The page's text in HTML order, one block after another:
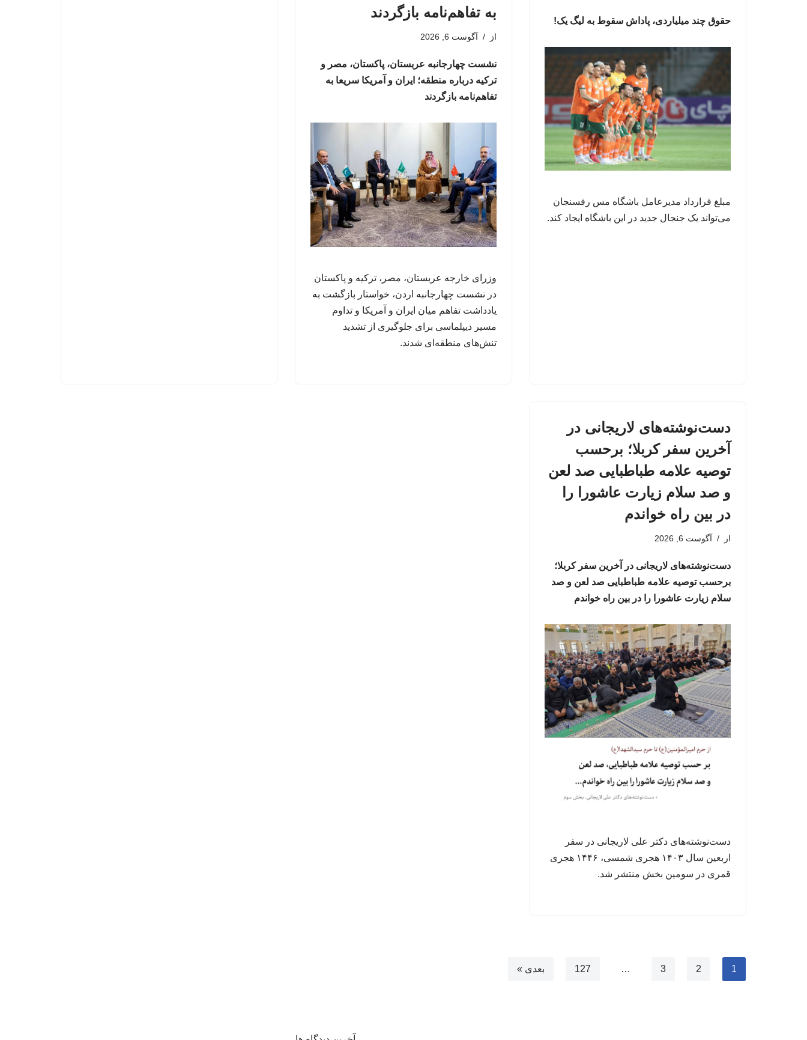
حقوق چند میلیاردی، پاداش سقوط به لیگ یک!
مبلغ قرارداد مدیرعامل باشگاه مس رفسنجان
می‌تواند یک جنجال جدید در این باشگاه ایجاد کند.
به تفاهم‌نامه بازگردند
از آگوست 6, 2026
نشست چهارجانبه عربستان، پاکستان، مصر و
ترکیه درباره منطقه؛ ایران و آمریکا سریعا به
تفاهم‌نامه بازگردند
وزرای خارجه عربستان، مصر، ترکیه و پاکستان
در نشست چهارجانبه اردن، خواستار بازگشت به
یادداشت تفاهم میان ایران و آمریکا و تداوم
مسیر دیپلماسی برای جلوگیری از تشدید
تنش‌های منطقه‌ای شدند.
دست‌نوشته‌های لاریجانی در
آخرین سفر کربلا؛ برحسب
توصیه علامه طباطبایی صد لعن
و صد سلام زیارت عاشورا را
در بین راه خواندم
از آگوست 6, 2026
دست‌نوشته‌های لاریجانی در آخرین سفر کربلا؛
برحسب توصیه علامه طباطبایی صد لعن و صد
سلام زیارت عاشورا را در بین راه خواندم
دست‌نوشته‌های دکتر علی لاریجانی در سفر
اربعین سال ۱۴۰۳ هجری شمسی، ۱۴۴۶ هجری
قمری در سومین بخش منتشر شد.
1
2
3
…
127 بعدی »